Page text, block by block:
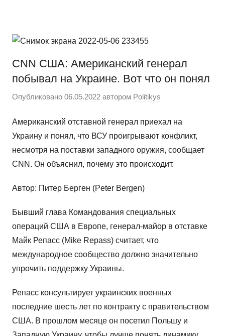
содержимому
сайт
WordPress
CNN США: Американский генерал
побывал на Украине. Вот что он понял
Опубликовано 06.05.2022 автором Politikys
Американский отставной генерал приехал на
Украину и понял, что ВСУ проигрывают конфликт,
несмотря на поставки западного оружия, сообщает
CNN. Он объяснил, почему это происходит.
Автор: Питер Берген (Peter Bergen)
Бывший глава Командования специальных
операций США в Европе, генерал-майор в отставке
Майк Репасс (Mike Repass) считает, что
международное сообщество должно значительно
упрочить поддержку Украины.
Репасс консультирует украинских военных
последние шесть лет по контракту с правительством
США. В прошлом месяце он посетил Польшу и